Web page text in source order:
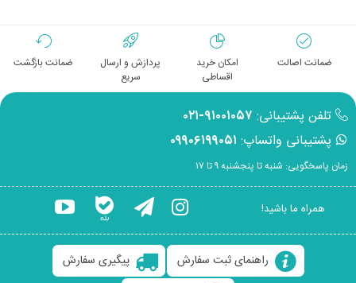
ضمانت اصالت
امکان خرید
اقساطی
پردازش و ارسال
سریع
ضمانت بازگشت
تلفن پشتیبانی: ۹۱۰۰۱۰۵۷-۰۲۱
پشتیبانی واتساپ: ۰۹۹۰۶۱۹۹۰۵۱
زمان پاسخگویی: شنبه تا پنجشنبه ۹ تا ۱۷
همراه ما باشید!
راهنمای ثبت سفارش
پیگیری سفارش